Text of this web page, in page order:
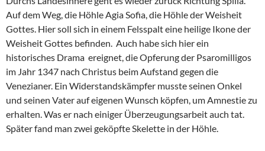
Auf dem Weg, die Höhle Agia Sofia, die Höhle der Weisheit
Gottes. Hier soll sich in einem Felsspalt eine heilige Ikone der
Weisheit Gottes befinden. Auch habe sich hier ein
historisches Drama ereignet, die Opferung der Psaromilligos
im Jahr 1347 nach Christus beim Aufstand gegen die
Venezianer. Ein Widerstandskämpfer musste seinen Onkel
und seinen Vater auf eigenen Wunsch köpfen, um Amnestie zu
erhalten. Was er nach einiger Überzeugungsarbeit auch tat.
Später fand man zwei geköpfte Skelette in der Höhle.